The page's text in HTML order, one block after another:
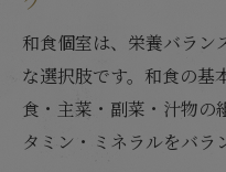
和食個室は、栄養バラン
な選択肢です。和食の基
食・主菜・副菜・汁物の
タミン・ミネラルをバラ